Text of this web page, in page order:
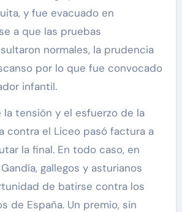
y fue evacuado en
a que las pruebas
normales, la prudencia
por lo que fue convocado
infantil.
la tensión y el esfuerzo de la
contra el Liceo pasó factura a
la final. En todo caso, en
gallegos y asturianos
de batirse contra los
de España. Un premio, sin